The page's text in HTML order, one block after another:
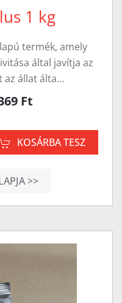
1 kg
termék, amely
által javítja az
az állat álta…
Ft
KOSÁRBA TESZ
>>